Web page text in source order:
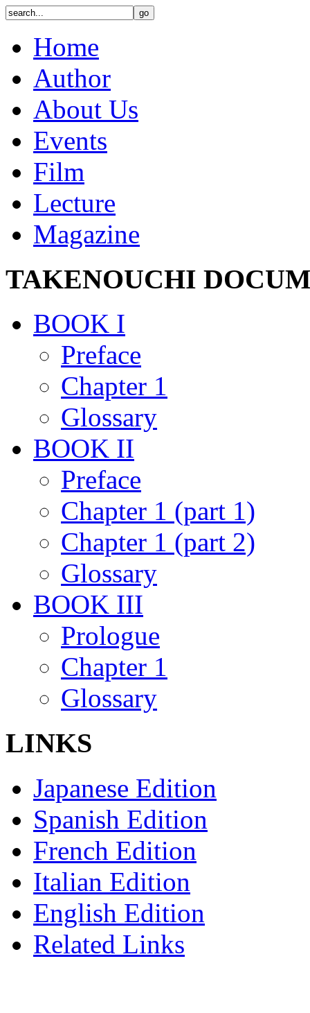
Home
Author
About Us
Events
Film
Lecture
Magazine
TAKENOUCHI
BOOK I
Preface
Chapter 1
Glossary
BOOK II
Preface
Chapter 1 (part 1)
Chapter 1 (part 2)
Glossary
BOOK III
Prologue
Chapter 1
Glossary
LINKS
Japanese Edition
Spanish Edition
French Edition
Italian Edition
English Edition
Related Links